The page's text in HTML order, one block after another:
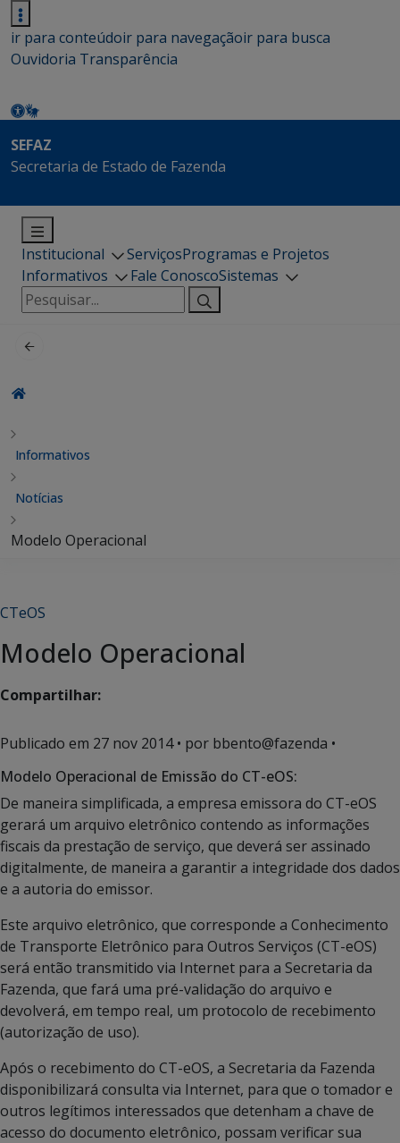
ir para conteúdoir para navegaçãoir para busca
Ouvidoria Transparência
SEFAZ
Secretaria de Estado de Fazenda
Institucional ServiçosProgramas e Projetos
Informativos
Fale ConoscoSistemas
Pesquisar
por:
Informativos
Notícias
Modelo Operacional
CTeOS
Modelo Operacional
Compartilhar:
Publicado em 27 nov 2014• por bbento@fazenda •
Modelo Operacional de Emissão do CT-eOS:
De maneira simplificada, a empresa emissora do CT-eOS
gerará um arquivo eletrônico contendo as informações
fiscais da prestação de serviço, que deverá ser assinado
digitalmente, de maneira a garantir a integridade dos dados
e a autoria do emissor.
Este arquivo eletrônico, que corresponde a Conhecimento
de Transporte Eletrônico para Outros Serviços (CT-eOS)
será então transmitido via Internet para a Secretaria da
Fazenda, que fará uma pré-validação do arquivo e
devolverá, em tempo real, um protocolo de recebimento
(autorização de uso).
Após o recebimento do CT-eOS, a Secretaria da Fazenda
disponibilizará consulta via Internet, para que o tomador e
outros legítimos interessados que detenham a chave de
acesso do documento eletrônico, possam verificar sua